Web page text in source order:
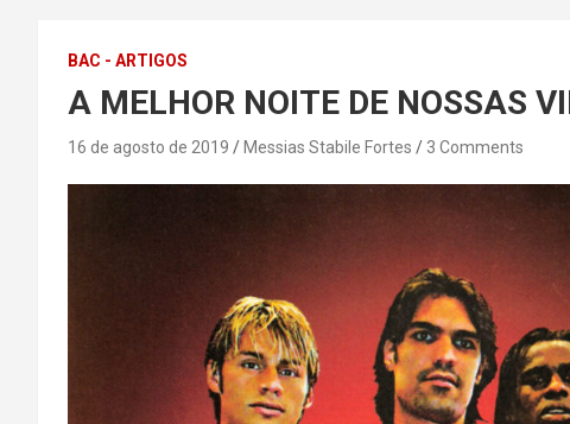
BAC - ARTIGOS
A MELHOR NOITE DE NOSSAS
16 de agosto de 2019 Messias Stabile Fortes 3 Comments